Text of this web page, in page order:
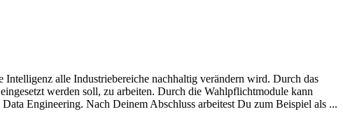
alle Industriebereiche nachhaltig verändern wird. Durch das
werden soll, zu arbeiten. Durch die Wahlpflichtmodule kann
Engineering. Nach Deinem Abschluss arbeitest Du zum Beispiel als ...